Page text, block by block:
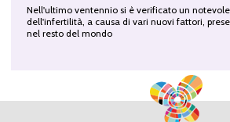
Nell'ultimo ventennio si è verificato un
dell'infertilità, a causa di vari nuovi fattori,
nel resto del mondo